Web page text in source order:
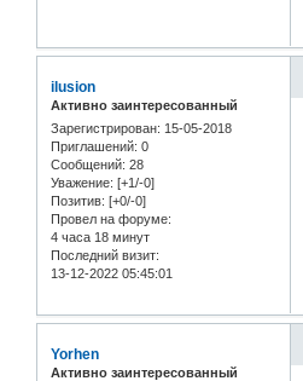
ilusion
Активно заинтересованный
Зарегистрирован: 15-05-2018
Приглашений: 0
Сообщений: 28
Уважение: [+1/-0]
Позитив: [+0/-0]
Провел на форуме:
4 часа 18 минут
Последний визит:
13-12-2022 05:45:01
Yorhen
Активно заинтересованный